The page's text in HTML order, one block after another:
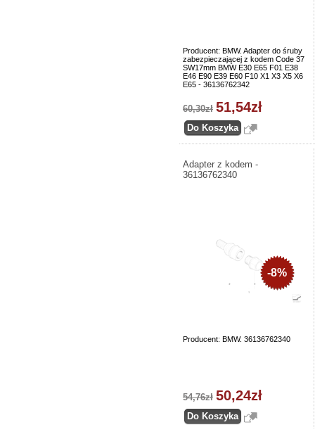
Producent: BMW. Adapter do śruby
zabezpieczającej z kodem Code 37
SW17mm BMW E30 E65 F01 E38
E46 E90 E39 E60 F10 X1 X3 X5 X6
E65 - 36136762342
60,30zł 51,54zł
Adapter z kodem -
36136762340
Producent: BMW. 36136762340
-8%
54,76zł 50,24zł